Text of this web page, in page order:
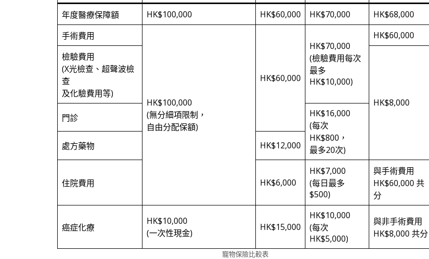
年度醫療保障額 HK$100,000 HK$60,000 HK$70,000
HK$68,000
手術費用
HK$100,000
(無分細項限制，
自由分配保額)
HK$60,000
HK$70,000
(檢驗費用每次
最多
HK$10,000)
HK$60,000
檢驗費用
(X光檢查、超聲波檢
查
及化驗費用等)
HK$8,000
門診
HK$16,000
(每次
HK$800，
最多20次)
處方藥物 HK$12,000
住院費用 HK$6,000
HK$7,000
(每日最多
$500)
與手術費用
HK$60,000 共
分
癌症化療
HK$10,000
(一次性現金)
HK$15,000
HK$10,000
(每次
HK$5,000)
與非手術費用
HK$8,000 共分
寵物保險比較表